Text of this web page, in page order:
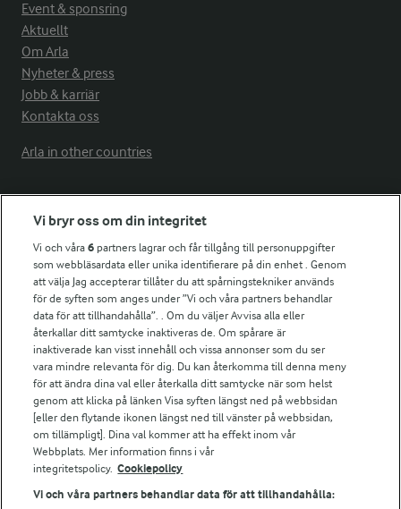
Event & sponsring
Aktuellt
Om Arla
Nyheter & press
Jobb & karriär
Kontakta oss
Arla in other countries
Fler Arlasajter
För ägare
Arlas kundportal
Arla.com
Falbygdens Ost
Arla webbshop
Bildbank
Följ oss
Vi bryr oss om din integritet
Vi och våra6 partners lagrar och får tillgång till personuppgifter
som webbläsardata eller unika identifierare på din enhet . Genom
att välja Jag accepterar tillåter du att spårningstekniker används
för de syften som anges under ”Vi och våra partners behandlar
data för att tillhandahålla”. . Om du väljer Avvisa alla eller
återkallar ditt samtycke inaktiveras de. Om spårare är
inaktiverade kan visst innehåll och vissa annonser som du ser
vara mindre relevanta för dig. Du kan återkomma till denna meny
för att ändra dina val eller återkalla ditt samtycke när som helst
genom att klicka på länken Visa syften längst ned på webbsidan
[eller den flytande ikonen längst ned till vänster på webbsidan,
om tillämpligt]. Dina val kommer att ha effekt inom vår
Webbplats. Mer information finns i vår
integritetspolicy. Cookiepolicy
Vi och våra partners behandlar data för att tillhandahålla: